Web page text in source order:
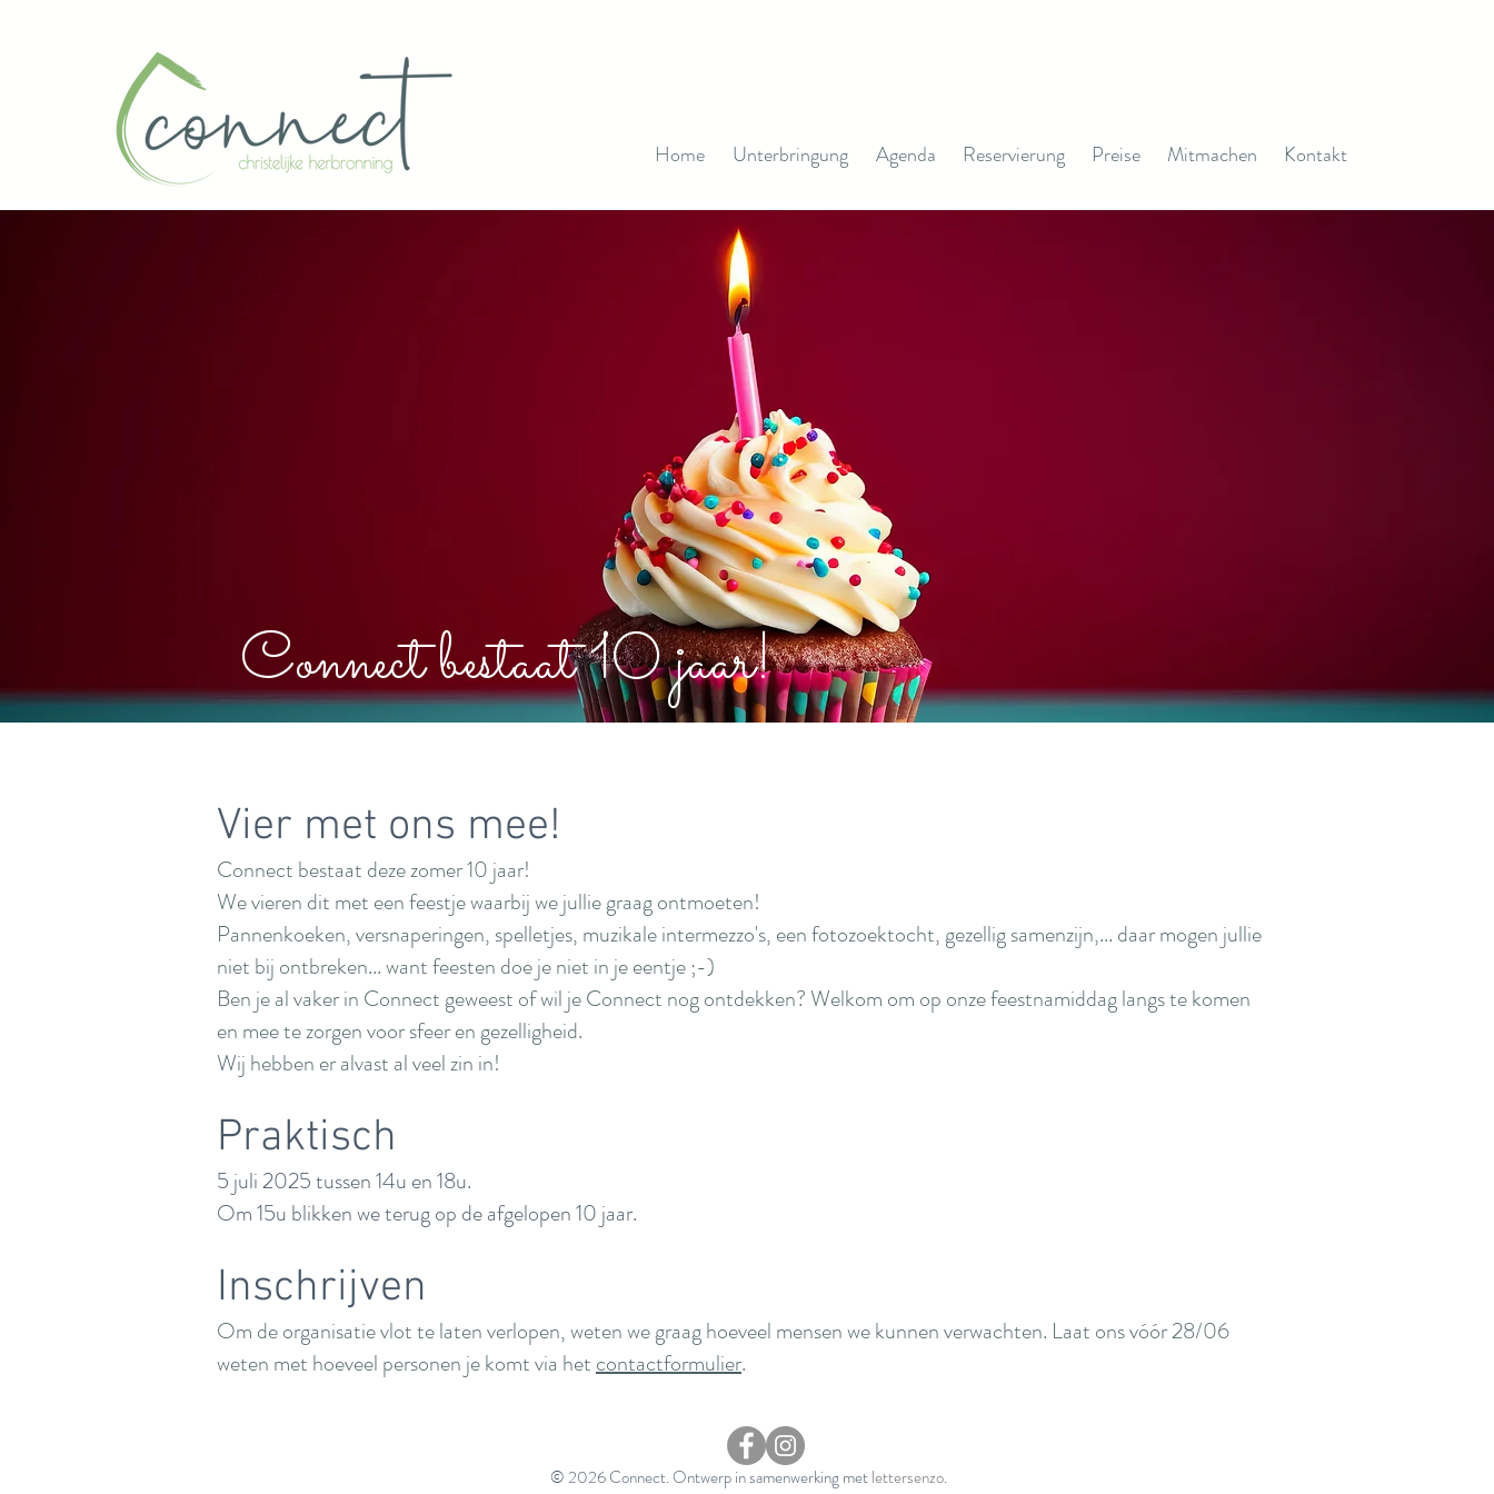
Home Unterbringung Agenda Reservierung Preise Mitmachen Kontakt
Connect bestaat 10 jaar!
Vier met ons mee!
Connect bestaat deze zomer 10 jaar!
We vieren dit met een feestje waarbij we jullie graag ontmoeten!
Pannenkoeken, versnaperingen, spelletjes, muzikale intermezzo's, een fotozoektocht, gezellig samenzijn,... daar mogen jullie
niet bij ontbreken... want feesten doe je niet in je eentje ;-)
Ben je al vaker in Connect geweest of wil je Connect nog ontdekken? Welkom om op onze feestnamiddag langs te komen
en mee te zorgen voor sfeer en gezelligheid.
Wij hebben er alvast al veel zin in!
Praktisch
5 juli 2025 tussen 14u en 18u.
Om 15u blikken we terug op de afgelopen 10 jaar.
Inschrijven
Om de organisatie vlot te laten verlopen, weten we graag hoeveel mensen we kunnen verwachten. Laat ons vóór 28/06
weten met hoeveel personen je komt via hetcontactformulier.
© 2026 Connect. Ontwerp in samenwerking metlettersenzo.